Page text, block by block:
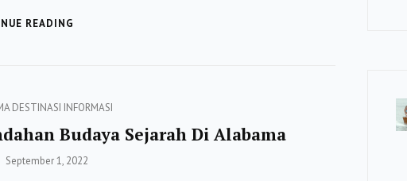
READING
BAGI
DEMOKRAT
DESTINASI INFORMASI
Budaya Sejarah Di Alabama
Posted
September 1, 2022